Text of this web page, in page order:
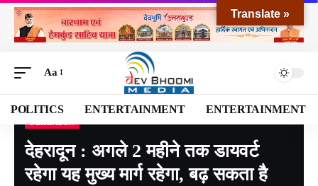
Aa
POLITICS ENTERTAINMENT ENTERTAINMENT
Devbhoomi Media >Blog>NATIONAL>UTTARAKHAND>DEHRADUN
देहरादून : अगले 2 महीने तक डायवर्ट
रहेगा यह मुख्य मार्ग रहेगा, बढ़ सकता है
Translate »